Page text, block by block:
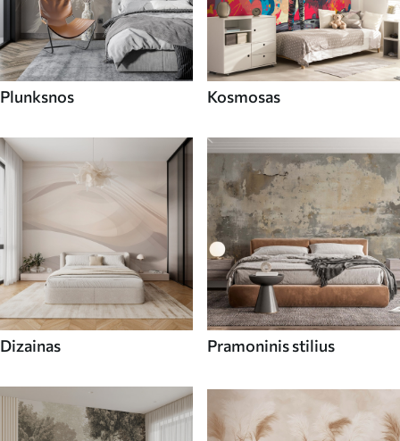
Plunksnos Kosmosas
Dizainas Pramoninis stilius